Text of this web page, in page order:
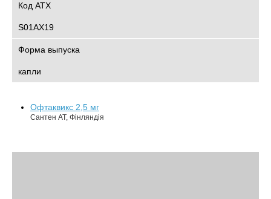
Код АТХ
S01AX19
Форма выпуска
капли
Офтаквикс 2,5 мг
Сантен АТ, Фінляндія